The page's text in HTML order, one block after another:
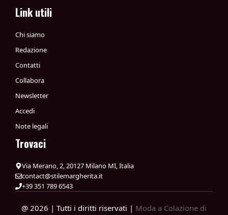
Link utili
Chi siamo
Redazione
Contatti
Collabora
Newsletter
Accedi
Note legali
Trovaci
Via Merano, 2, 20127 Milano MI, Italia
contact@stilemargherita.it
+39 351 789 6543
@ 2026 | Tutti i diritti riservati | Moda a Colazione di